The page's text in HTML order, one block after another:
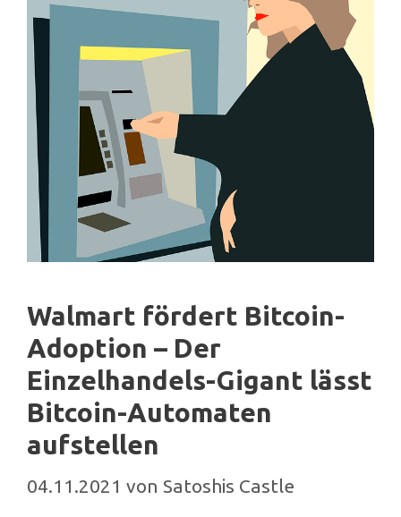
Walmart fördert Bitcoin-
Adoption – Der
Einzelhandels-Gigant lässt
Bitcoin-Automaten
aufstellen
04.11.2021 von Satoshis Castle